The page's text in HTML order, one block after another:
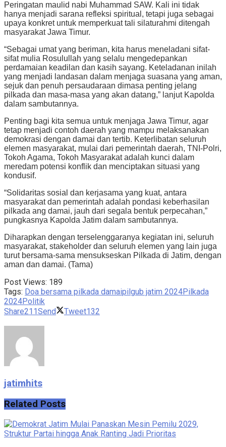
Peringatan maulid nabi Muhammad SAW. Kali ini tidak
hanya menjadi sarana refleksi spiritual, tetapi juga sebagai
upaya konkret untuk memperkuat tali silaturahmi ditengah
masyarakat Jawa Timur.
“Sebagai umat yang beriman, kita harus meneladani sifat-
sifat mulia Rosulullah yang selalu mengedepankan
perdamaian keadilan dan kasih sayang. Keteladanan inilah
yang menjadi landasan dalam menjaga suasana yang aman,
sejuk dan penuh persaudaraan dimasa penting jelang
pilkada dan masa-masa yang akan datang,” lanjut Kapolda
dalam sambutannya.
Penting bagi kita semua untuk menjaga Jawa Timur, agar
tetap menjadi contoh daerah yang mampu melaksanakan
demokrasi dengan damai dan tertib. Keterlibatan seluruh
elemen masyarakat, mulai dari pemerintah daerah, TNI-Polri,
Tokoh Agama, Tokoh Masyarakat adalah kunci dalam
meredam potensi konflik dan menciptakan situasi yang
kondusif.
“Solidaritas sosial dan kerjasama yang kuat, antara
masyarakat dan pemerintah adalah pondasi keberhasilan
pilkada ang damai, jauh dari segala bentuk perpecahan,”
pungkasnya Kapolda Jatim dalam sambutannya.
Diharapkan dengan terselenggaranya kegiatan ini, seluruh
masyarakat, stakeholder dan seluruh elemen yang lain juga
turut bersama-sama mensukseskan Pilkada di Jatim, dengan
aman dan damai. (Tama)
Post Views: 189
Tags: Doa bersama pilkada damaipilgub jatim 2024Pilkada
2024Politik
Share211Send Tweet132
jatimhits
Related Posts